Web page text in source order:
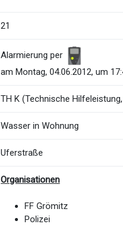
21
Alarmierung per
am Montag, 04.06.2012, um
TH K (Technische
Wasser in Wohnung
Uferstraße
Organisationen
FF Grömitz
Polizei